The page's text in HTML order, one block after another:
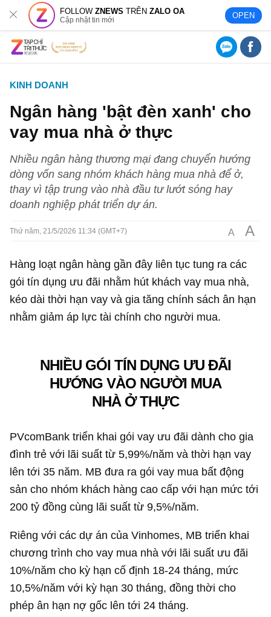
FOLLOWZNEWS TRÊNZALO OA
Cập nhật tin mới OPEN
KINH DOANH
Ngân hàng 'bật đèn xanh' cho
vay mua nhà ở thực
Nhiều ngân hàng thương mại đang chuyển hướng
dòng vốn sang nhóm khách hàng mua nhà để ở,
thay vì tập trung vào nhà đầu tư lướt sóng hay
doanh nghiệp phát triển dự án.
Thứ năm, 21/5/2026 11:34 (GMT+7) A A
Hàng loạt ngân hàng gần đây liên tục tung ra các
gói tín dụng ưu đãi nhằm hút khách vay mua nhà,
kéo dài thời hạn vay và gia tăng chính sách ân hạn
nhằm giảm áp lực tài chính cho người mua.
NHIỀU GÓI TÍN DỤNG ƯU ĐÃI
HƯỚNG VÀO NGƯỜI MUA
NHÀ Ở THỰC
PVcomBank triển khai gói vay ưu đãi dành cho gia
đình trẻ với lãi suất từ 5,99%/năm và thời hạn vay
lên tới 35 năm. MB đưa ra gói vay mua bất động
sản cho nhóm khách hàng cao cấp với hạn mức tới
200 tỷ đồng cùng lãi suất từ 9,5%/năm.
Riêng với các dự án của Vinhomes, MB triển khai
chương trình cho vay mua nhà với lãi suất ưu đãi
10%/năm cho kỳ hạn cố định 18-24 tháng, mức
10,5%/năm với kỳ hạn 30 tháng, đồng thời cho
phép ân hạn nợ gốc lên tới 24 tháng.